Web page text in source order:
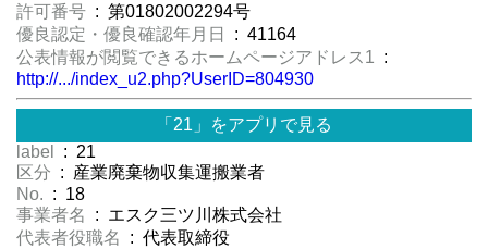
許可番号 : 第01802002294号
優良認定・優良確認年月日
: 41164
公表情報が閲覧できるホームページアドレス1 :
http://.../index_u2.php?UserID=804930
「21」をアプリで見る
label
: 21
区分 : 産業廃棄物収集運搬業者
No. : 18
事業者名
: エスク三ツ川株式会社
代表者役職名
: 代表取締役